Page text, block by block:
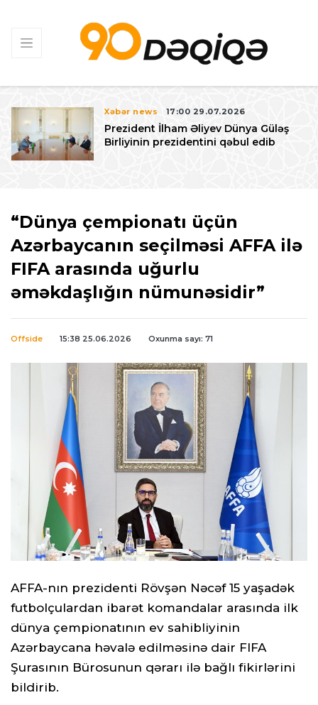
Xəbər news 17:00 29.07.2026
Prezident İlham Əliyev Dünya Güləş
Birliyinin prezidentini qəbul edib
“Dünya çempionatı üçün
Azərbaycanın seçilməsi AFFA ilə
FIFA arasında uğurlu
əməkdaşlığın nümunəsidir”
Offside 15:38 25.06.2026 Oxunma sayı: 71
AFFA-nın prezidenti Rövşən Nəcəf 15 yaşadək
futbolçulardan ibarət komandalar arasında ilk
dünya çempionatının ev sahibliyinin
Azərbaycana həvalə edilməsinə dair FIFA
Şurasının Bürosunun qərarı ilə bağlı fikirlərini
bildirib.